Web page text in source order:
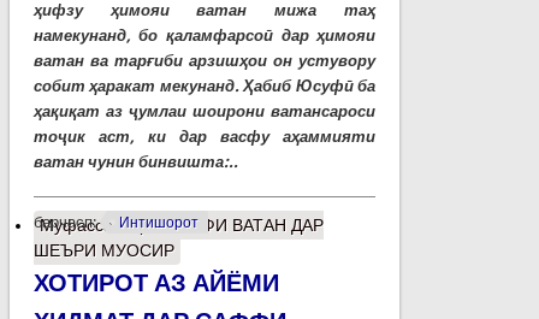
ҳифзу ҳимояи ватан мижа таҳ
намекунанд, бо қаламфарсоӣ дар ҳимояи
ватан ва тарғиби арзишҳои он устувору
собит ҳаракат мекунанд. Ҳабиб Юсуфӣ ба
ҳақиқат аз ҷумлаи шоирони ватансароси
тоҷик аст, ки дар васфу аҳаммияти
ватан чунин бинвишта:..
барчасп: Интишорот
Муфассалтаро ВАСФИ ВАТАН ДАР
ШЕЪРИ МУОСИР
ХОТИРОТ АЗ АЙЁМИ